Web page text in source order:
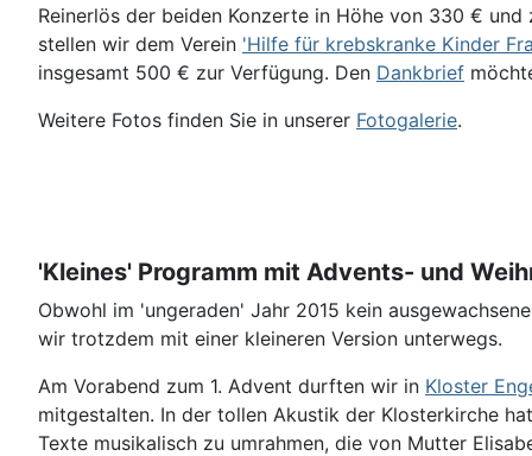
Reinerlös der beiden Konzerte in Höhe von 330 €
stellen wir dem Verein 'Hilfe für krebskranke Kinder
insgesamt 500 € zur Verfügung. Den Dankbrief
Weitere Fotos finden Sie in unserer Fotogalerie.
'Kleines' Programm mit Advents- und
Obwohl im 'ungeraden' Jahr 2015 kein
wir trotzdem mit einer kleineren Version unterwegs.
Am Vorabend zum 1. Advent durften wir in Kloster
mitgestalten. In der tollen Akustik der Klosterkirche
Texte musikalisch zu umrahmen, die von Mutter